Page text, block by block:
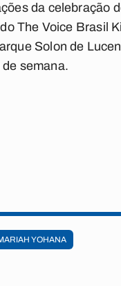
da celebração
The Voice Brasil
Solon de
semana.
YOHANA